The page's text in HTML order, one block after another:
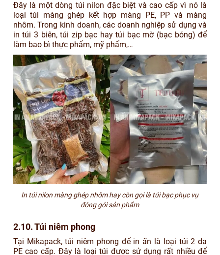
Đây là một dòng túi nilon đặc biệt và cao cấp vì nó là
loại túi màng ghép kết hợp màng PE, PP và màng
nhôm. Trong kinh doanh, các doanh nghiệp sử dụng và
in túi 3 biên, túi zip bạc hay túi bạc mờ (bạc bóng) để
làm bao bì thực phẩm, mỹ phẩm,…
In túi nilon màng ghép nhôm hay còn gọi là túi bạc phục vụ
đóng gói sản phẩm
2.10. Túi niêm phong
Tại Mikapack, túi niêm phong để in ấn là loại túi 2 da
PE cao cấp. Đây là loại túi được sử dụng rất nhiều để